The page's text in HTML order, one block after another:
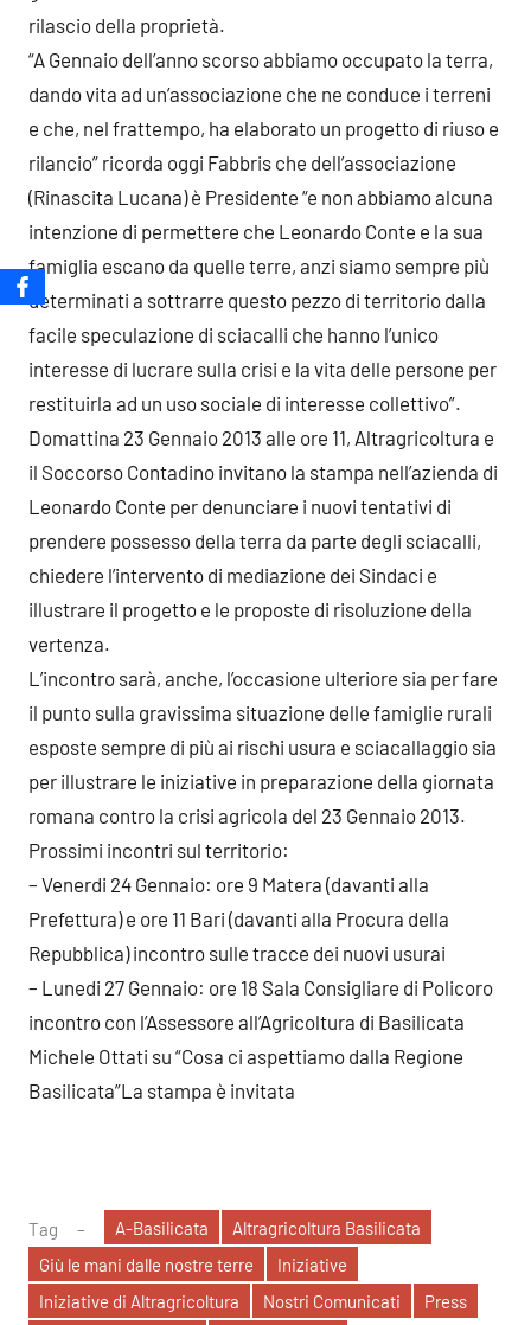
rilascio della proprietà.
“A Gennaio dell’anno scorso abbiamo occupato la terra,
dando vita ad un’associazione che ne conduce i terreni
e che, nel frattempo, ha elaborato un progetto di riuso e
rilancio” ricorda oggi Fabbris che dell’associazione
(Rinascita Lucana) è Presidente “e non abbiamo alcuna
intenzione di permettere che Leonardo Conte e la sua
famiglia escano da quelle terre, anzi siamo sempre più
determinati a sottrarre questo pezzo di territorio dalla
facile speculazione di sciacalli che hanno l’unico
interesse di lucrare sulla crisi e la vita delle persone per
restituirla ad un uso sociale di interesse collettivo”.
Domattina 23 Gennaio 2013 alle ore 11, Altragricoltura e
il Soccorso Contadino invitano la stampa nell’azienda di
Leonardo Conte per denunciare i nuovi tentativi di
prendere possesso della terra da parte degli sciacalli,
chiedere l’intervento di mediazione dei Sindaci e
illustrare il progetto e le proposte di risoluzione della
vertenza.
L’incontro sarà, anche, l’occasione ulteriore sia per fare
il punto sulla gravissima situazione delle famiglie rurali
esposte sempre di più ai rischi usura e sciacallaggio sia
per illustrare le iniziative in preparazione della giornata
romana contro la crisi agricola del 23 Gennaio 2013.
Prossimi incontri sul territorio:
– Venerdi 24 Gennaio: ore 9 Matera (davanti alla
Prefettura) e ore 11 Bari (davanti alla Procura della
Repubblica) incontro sulle tracce dei nuovi usurai
– Lunedi 27 Gennaio: ore 18 Sala Consigliare di Policoro
incontro con l’Assessore all’Agricoltura di Basilicata
Michele Ottati su “Cosa ci aspettiamo dalla Regione
Basilicata”La stampa è invitata
Tag A-Basilicata
Altragricoltura Basilicata
Giù le mani dalle nostre terre
Iniziative
Iniziative di Altragricoltura
Nostri Comunicati
Press